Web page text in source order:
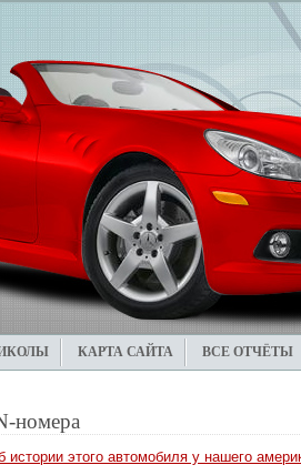
КАРТА САЙТА ВСЕ ОТЧЁТЫ
номера
истории этого автомобиля у нашего